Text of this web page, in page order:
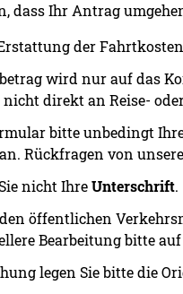
dass Ihr Antrag
der
wird nur auf das
direkt an Reise-
bitte unbedingt
Rückfragen von
nicht IhreUnterschrift.
öffentlichen
Bearbeitung bitte
legen Sie bitte die